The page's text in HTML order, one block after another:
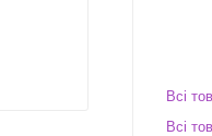
Всі
Всі